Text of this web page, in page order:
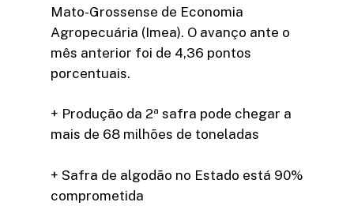
Mato-Grossense de Economia
Agropecuária (Imea). O avanço ante o
mês anterior foi de 4,36 pontos
porcentuais.
+ Produção da 2ª safra pode chegar a
mais de 68 milhões de toneladas
+ Safra de algodão no Estado está 90%
comprometida